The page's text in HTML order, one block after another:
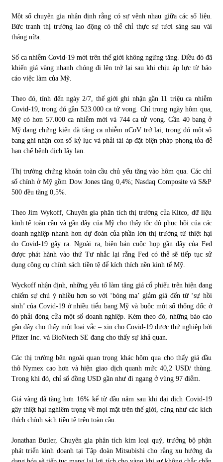
Một số chuyên gia nhận định rằng có sự vênh nhau giữa các số liệu.
Bức tranh thị trường lao động có thể chỉ thực sự tươi sáng sau vài
tháng nữa.
Số ca nhiễm Covid-19 mới trên thế giới không ngừng tăng. Điều đó đã
khiến giá vàng nhanh chóng đi lên trở lại sau khi chịu áp lực từ báo
cáo việc làm của Mỹ.
Theo đó, tính đến ngày 2/7, thế giới ghi nhận gần 11 triệu ca nhiễm
Covid-19, trong đó gần 523.000 ca tử vong. Chỉ trong ngày hôm qua,
Mỹ có hơn 57.000 ca nhiễm mới và 744 ca tử vong. Gần 40 bang ở
Mỹ đang chứng kiến đà tăng ca nhiễm nCoV trở lại, trong đó một số
bang ghi nhận con số kỷ lục và phải tái áp đặt biện pháp phong tỏa để
hạn chế bệnh dịch lây lan.
Thị trường chứng khoán toàn cầu chủ yếu tăng vào hôm qua. Các chỉ
số chính ở Mỹ gồm Dow Jones tăng 0,4%; Nasdaq Composite và S&P
500 đều tăng 0,5%.
Theo Jim Wykoff, Chuyên gia phân tích thị trường của Kitco, dữ liệu
kinh tế toàn cầu và gần đây của Mỹ cho thấy tốc độ phục hồi của các
doanh nghiệp nhanh hơn dự đoán của phần lớn thị trường từ thiệt hại
do Covid-19 gây ra. Ngoài ra, biên bản cuộc họp gần đây của Fed
được phát hành vào thứ Tư nhắc lại rằng Fed có thể sẽ tiếp tục sử
dụng công cụ chính sách tiền tệ để kích thích nền kinh tế Mỹ.
Wyckoff nhận định, những yếu tố làm tăng giá cổ phiếu trên hiện đang
chiếm sự chú ý nhiều hơn so với ‘bóng ma’ giảm giá đến từ ‘sự hồi
sinh’ của Covid-19 ở nhiều tiểu bang Mỹ và buộc một số thống đốc ở
đó phải đóng cửa một số doanh nghiệp. Kèm theo đó, những báo cáo
gần đây cho thấy một loại vắc – xin cho Covid-19 được thử nghiệp bởi
Pfizer Inc. và BioNtech SE đang cho thấy sự khả quan.
Các thị trường bên ngoài quan trọng khác hôm qua cho thấy giá dầu
thô Nymex cao hơn và hiện giao dịch quanh mức 40,2 USD/ thùng.
Trong khi đó, chỉ số đồng USD gần như đi ngang ở vùng 97 điểm.
Giá vàng đã tăng hơn 16% kể từ đầu năm sau khi đại dịch Covid-19
gây thiệt hại nghiêm trọng về mọi mặt trên thế giới, cũng như các kích
thích chính sách tiền tệ trên toàn cầu.
Jonathan Butler, Chuyên gia phân tích kim loại quý, trưởng bộ phận
phát triển kinh doanh tại Tập đoàn Mitsubishi cho rằng xu hướng đa